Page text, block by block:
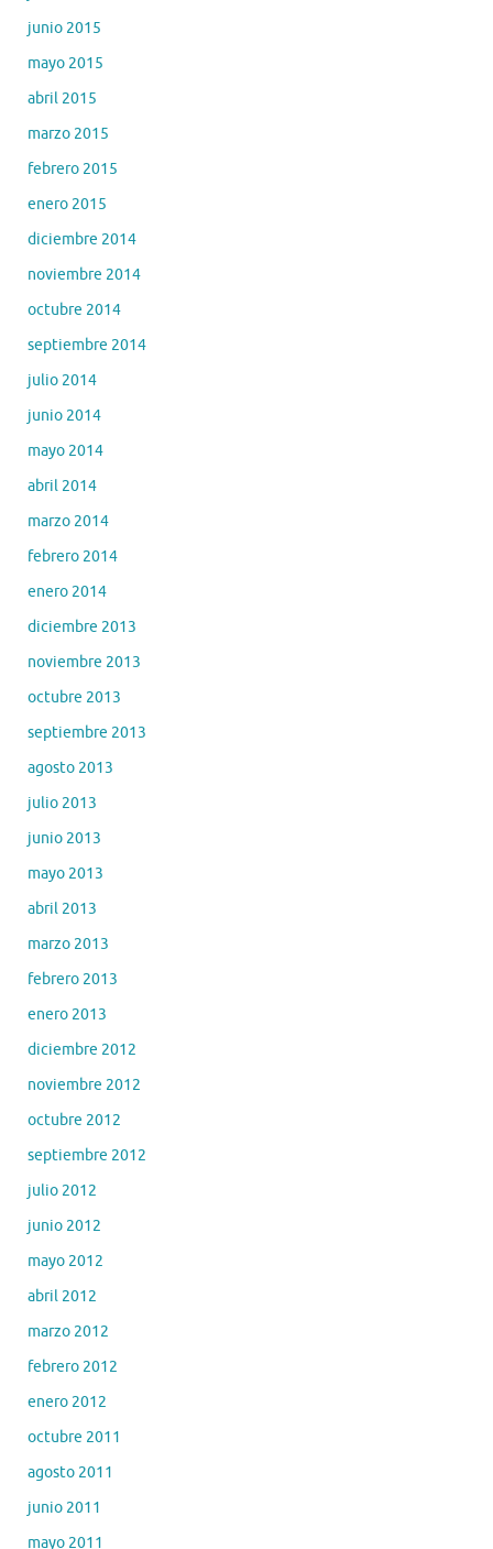
junio 2015
mayo 2015
abril 2015
marzo 2015
febrero 2015
enero 2015
diciembre 2014
noviembre 2014
octubre 2014
septiembre 2014
julio 2014
junio 2014
mayo 2014
abril 2014
marzo 2014
febrero 2014
enero 2014
diciembre 2013
noviembre 2013
octubre 2013
septiembre 2013
agosto 2013
julio 2013
junio 2013
mayo 2013
abril 2013
marzo 2013
febrero 2013
enero 2013
diciembre 2012
noviembre 2012
octubre 2012
septiembre 2012
julio 2012
junio 2012
mayo 2012
abril 2012
marzo 2012
febrero 2012
enero 2012
octubre 2011
agosto 2011
junio 2011
mayo 2011